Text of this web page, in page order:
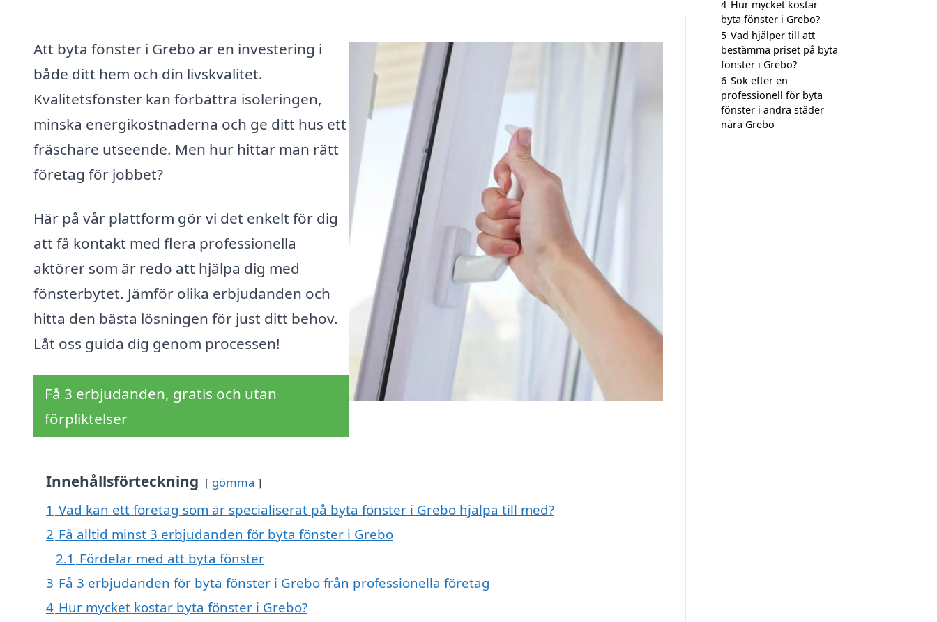
Att byta fönster i Grebo är en investering i
både ditt hem och din livskvalitet.
Kvalitetsfönster kan förbättra isoleringen,
minska energikostnaderna och ge ditt hus ett
fräschare utseende. Men hur hittar man rätt
företag för jobbet?
Här på vår plattform gör vi det enkelt för dig
att få kontakt med flera professionella
aktörer som är redo att hjälpa dig med
fönsterbytet. Jämför olika erbjudanden och
hitta den bästa lösningen för just ditt behov.
Låt oss guida dig genom processen!
Få 3 erbjudanden, gratis och utan
förpliktelser
Innehållsförteckning gömma
1 Vad kan ett företag som är specialiserat på byta fönster i Grebo hjälpa till med?
2 Få alltid minst 3 erbjudanden för byta fönster i Grebo
2.1 Fördelar med att byta fönster
3 Få 3 erbjudanden för byta fönster i Grebo från professionella företag
4 Hur mycket kostar byta fönster i Grebo?
4 Hur mycket kostar
byta fönster i Grebo?
5 Vad hjälper till att
bestämma priset på byta
fönster i Grebo?
6 Sök efter en
professionell för byta
fönster i andra städer
nära Grebo